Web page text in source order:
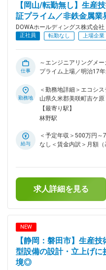
として案件を任される風
資案件や新工場立上げ
いただけます。 ■教育体制 OJTを中心に、実務を通じて業務
を習得いただきます。業
着実にスキルアップが可能です。 ■働き方 残
20時間程度です。 ■緊急呼び出しについて 休日の緊急呼び出
した場合は、振替休日を取っ
いて：DOWAホールデ
ロジーの各部門は、5
造・研究現場と一体に
設、開発、解析などを検討
範囲：会社の定める業務
【岡山/転勤無し】生産
証プライム／非鉄金属業
DOWAホールディングス株式会社
正社員 転勤なし 上場企業
仕事
～エンジニアリングメ
プライム上場／明治17
源循環型事業」をグローバル
・エコシステム山陽株
ラントの設備保全（電
ト設備の日常点検 ・突
長く勤務いただけます。
ャリアパス： ・焼却プ
者 3名 ■配属先について：DOWAホールディングス株式会社
での採用にてエコシス
す。 同社は固形・液体
化に加え、金属類を主
く事業化を行い、リチ
変更の範囲：会社の定
勤務地
＜勤務地詳細＞エコシ
山県久米郡美咲町吉ケ
煙変更の範囲：会社の定
【最寄り駅】
林野駅
給与
＜予定年収＞500万円
なし＜賃金内訳＞月額
る可能性があります。
す。
求人詳細を見る
NEW
【静岡：磐田市】生産
型設備の設計・立上げ
境◎